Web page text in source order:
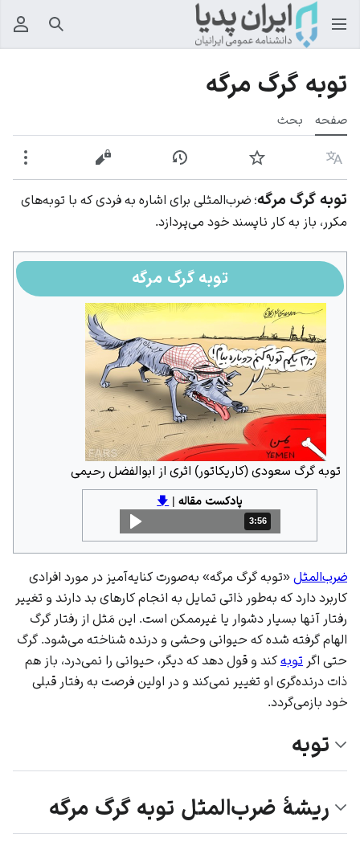
جستجو
توبه گرگ مرگه
صفحه بحث
زبان پیگیری نمایش تاریخچهنمایش مبدأ
توبه گرگ مرگه؛ ضرب‌المثلی برای اشاره به فردی که با توبه‌های
مکرر، باز به کار ناپسند خود می‌پردازد.
توبه گرگ مرگه
توبه گرگ سعودی (کاریکاتور) اثری از ابوالفضل رحیمی
پادکست مقاله|
🡇
مدت: 3 دقیقه و 56 ثانیه
3:56
ضرب‌المثل «توبه گرگ مرگه» به‌صورت کنایه‌آمیز در مورد افرادی
کاربرد دارد که به‌طور ذاتی تمایل به انجام کارهای بد دارند و تغییر
رفتار آنها بسیار دشوار یا غیرممکن است. این مَثل از رفتار گرگ
الهام گرفته شده که حیوانی وحشی و درنده شناخته می‌شود. گرگ
حتی اگر توبه کند و قول دهد که دیگر، حیوانی را نمی‌درد، باز هم
ذات درنده‌گری او تغییر نمی‌کند و در اولین فرصت به رفتار قبلی
خود بازمی‌گردد.
توبه
ریشهٔ ضرب‌المثل توبه گرگ مرگه